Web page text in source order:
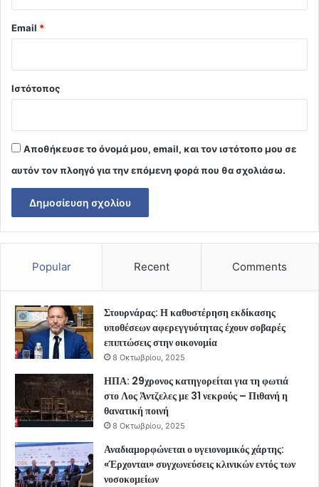
Email *
Ιστότοπος
Αποθήκευσε το όνομά μου, email, και τον ιστότοπο μου σε
αυτόν τον πλοηγό για την επόμενη φορά που θα σχολιάσω.
Popular Recent Comments
Στουρνάρας: Η καθυστέρηση εκδίκασης
υποθέσεων αφερεγγυότητας έχουν σοβαρές
επιπτώσεις στην οικονομία
8 Οκτωβρίου, 2025
ΗΠΑ: 29χρονος κατηγορείται για τη φωτιά
στο Λος Άντζελες με 31 νεκρούς – Πιθανή η
θανατική ποινή
8 Οκτωβρίου, 2025
Αναδιαμορφώνεται ο υγειονομικός χάρτης:
«Έρχονται» συγχωνεύσεις κλινικών εντός των
νοσοκομείων